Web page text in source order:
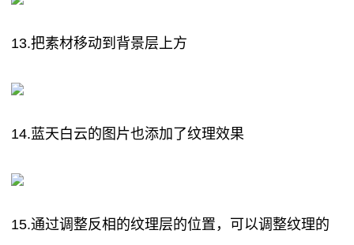
13.把素材移动到背景层上方
14.蓝天白云的图片也添加了纹理效果
15.通过调整反相的纹理层的位置，可以调整纹理的